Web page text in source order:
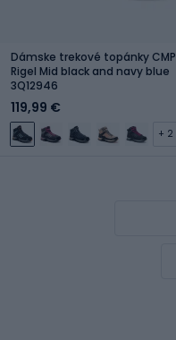
Dámske trekové topánky CMP
Rigel Mid black and navy blue
3Q12946
119,99 €
+ 2